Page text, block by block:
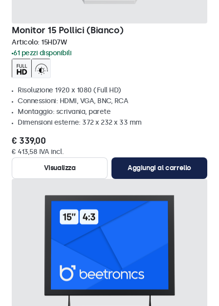
Monitor 15 Pollici (Bianco)
Articolo: 15HD7W
61 pezzi disponibili
Risoluzione 1920 x 1080 (Full HD)
Connessioni: HDMI, VGA, BNC, RCA
Montaggio: scrivania, parete
Dimensioni esterne: 372 x 232 x 33 mm
€ 339,00
€ 413,58 IVA incl.
Visualizza
Aggiungi al carrello